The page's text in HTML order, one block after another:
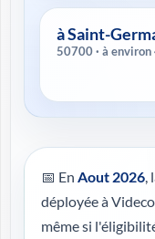
à Saint-
50700 · à
📅 En Aout 2026,
déployée à
même si